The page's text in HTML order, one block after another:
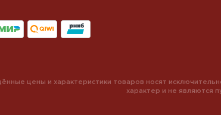
цены и характеристики товаров носят
характер и не являются